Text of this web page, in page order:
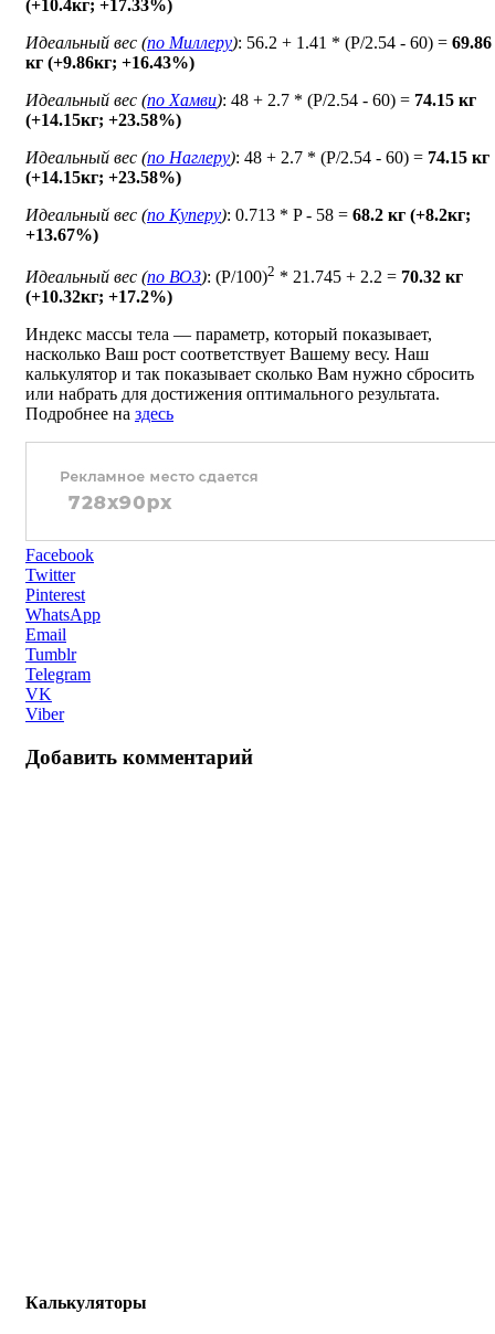
(+10.4кг; +17.33%)
Идеальный вес (по Миллеру): 56.2 + 1.41 * (P/2.54 - 60) = 69.86
кг (+9.86кг; +16.43%)
Идеальный вес (по Хамви): 48 + 2.7 * (P/2.54 - 60) = 74.15 кг
(+14.15кг; +23.58%)
Идеальный вес (по Наглеру): 48 + 2.7 * (P/2.54 - 60) = 74.15 кг
(+14.15кг; +23.58%)
Идеальный вес (по Куперу): 0.713 * P - 58 = 68.2 кг (+8.2кг;
+13.67%)
Идеальный вес (по ВОЗ): (P/100)2 * 21.745 + 2.2 = 70.32 кг
(+10.32кг; +17.2%)
Индекс массы тела — параметр, который показывает,
насколько Ваш рост соответствует Вашему весу. Наш
калькулятор и так показывает сколько Вам нужно сбросить
или набрать для достижения оптимального результата.
Подробнее на здесь
Facebook
Twitter
Pinterest
WhatsApp
Email
Tumblr
Telegram
VK
Viber
Добавить комментарий
Калькуляторы